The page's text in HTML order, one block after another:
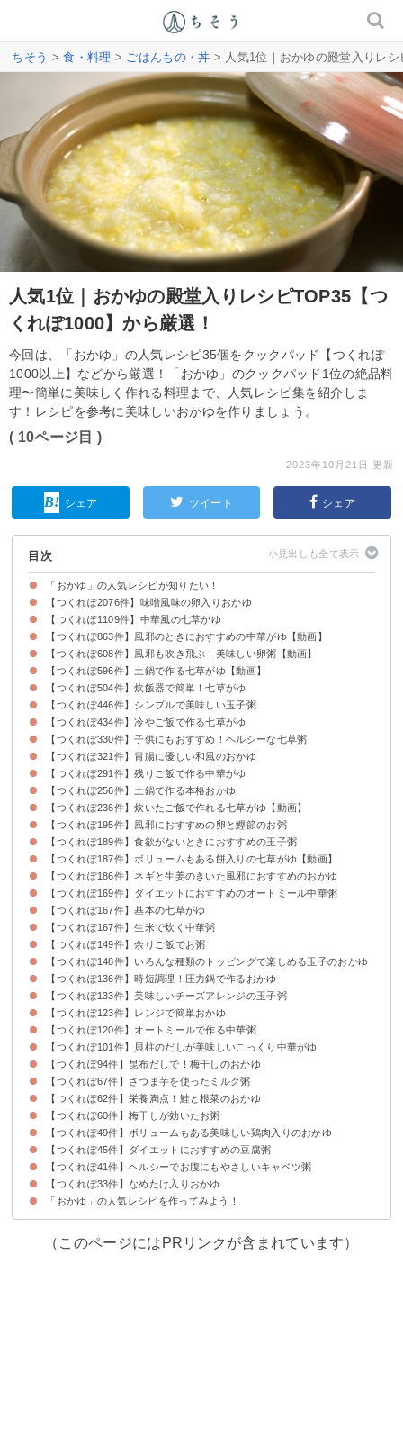
ちそう >食・料理 > ごはんもの・丼 > 人気1位｜おかゆの殿堂入りレ
人気1位｜おかゆの殿堂入りレシピTOP35【つ
くれぽ1000】から厳選！
今回は、「おかゆ」の人気レシピ35個をクックパッド【つくれぽ
1000以上】などから厳選！「おかゆ」のクックパッド1位の絶品料
理〜簡単に美味しく作れる料理まで、人気レシピ集を紹介しま
す！レシピを参考に美味しいおかゆを作りましょう。
( 10ページ目 )
2023年10月21日 更新
シェア ツイート シェア
目次
「おかゆ」の人気レシピが知りたい！
【つくれぽ2076件】味噌風味の卵入りおかゆ
【つくれぽ1109件】中華風の七草がゆ
【つくれぽ863件】風邪のときにおすすめの中華がゆ【動画】
【つくれぽ608件】風邪も吹き飛ぶ！美味しい卵粥【動画】
【つくれぽ596件】土鍋で作る七草がゆ【動画】
【つくれぽ504件】炊飯器で簡単！七草がゆ
【つくれぽ446件】シンプルで美味しい玉子粥
【つくれぽ434件】冷やご飯で作る七草がゆ
【つくれぽ330件】子供にもおすすめ！ヘルシーな七草粥
【つくれぽ321件】胃腸に優しい和風のおかゆ
【つくれぽ291件】残りご飯で作る中華がゆ
【つくれぽ256件】土鍋で作る本格おかゆ
【つくれぽ236件】炊いたご飯で作れる七草がゆ【動画】
【つくれぽ195件】風邪におすすめの卵と鰹節のお粥
【つくれぽ189件】食欲がないときにおすすめの玉子粥
【つくれぽ187件】ボリュームもある餅入りの七草がゆ【動画】
【つくれぽ186件】ネギと生姜のきいた風邪におすすめのおかゆ
【つくれぽ169件】ダイエットにおすすめのオートミール中華粥
【つくれぽ167件】基本の七草がゆ
【つくれぽ167件】生米で炊く中華粥
【つくれぽ149件】余りご飯でお粥
【つくれぽ148件】いろんな種類のトッピングで楽しめる玉子のおかゆ
【つくれぽ136件】時短調理！圧力鍋で作るおかゆ
【つくれぽ133件】美味しいチーズアレンジの玉子粥
【つくれぽ123件】レンジで簡単おかゆ
【つくれぽ120件】オートミールで作る中華粥
【つくれぽ101件】貝柱のだしが美味しいこっくり中華がゆ
【つくれぽ94件】昆布だしで！梅干しのおかゆ
【つくれぽ67件】さつま芋を使ったミルク粥
【つくれぽ62件】栄養満点！鮭と根菜のおかゆ
【つくれぽ60件】梅干しが効いたお粥
【つくれぽ49件】ボリュームもある美味しい鶏肉入りのおかゆ
【つくれぽ45件】ダイエットにおすすめの豆腐粥
【つくれぽ41件】ヘルシーでお腹にもやさしいキャベツ粥
【つくれぽ33件】なめたけ入りおかゆ
「おかゆ」の人気レシピを作ってみよう！
（このページにはPRリンクが含まれています）